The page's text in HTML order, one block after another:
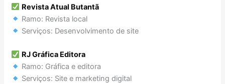
Revista Atual Butantã
Ramo: Revista local
Serviços: Desenvolvimento de site
RJ Gráfica Editora
Ramo: Gráfica e editora
Serviços: Site e marketing digital